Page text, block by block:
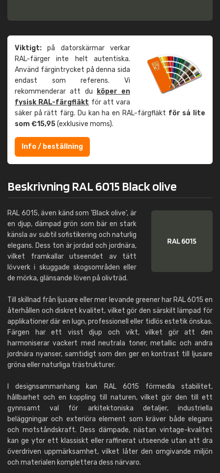
Viktigt: på datorskärmar verkar
RAL-färger inte helt autentiska.
Använd färgintrycket på denna sida
endast som referens. Vi
rekommenderar att du
köper en
fysisk RAL-färgfläkt för att vara
säker på rätt färg. Du kan ha en RAL-färgfläkt för så lite
som €15,95(exklusive moms).
Info / beställning
Beskrivning RAL 6015 Black olive
RAL 6015, även känd som 'Black olive', är
en djup, dämpad grön som bär en stark
känsla av subtil sofistikering och naturlig
elegans. Dess ton är jordad och jordnära,
vilket framkallar utseendet av tätt
lövverk i skuggade skogsområden eller
de mörka, glänsande löven på olivträd.
Till skillnad från ljusare eller mer levande greener har RAL 6015 en
återhållen och diskret kvalitet, vilket gör den särskilt lämpad för
applikationer där en lugn, professionell eller tidlös estetik önskas.
Färgen har ett visst djup och vikt, vilket gör att den
harmoniserar vackert med neutrala toner, metallic och andra
jordnära nyanser, samtidigt som den ger en kontrast till ljusare
gröna eller naturliga trästrukturer.
I designsammanhang kan RAL 6015 förmedla stabilitet,
hållbarhet och en koppling till naturen, vilket gör den till ett
gynnsamt val för arkitektoniska detaljer, industriella
beläggningar och exteriöra element som kräver både elegans
och motståndskraft. Dess dämpade, nästan vintage-kvalitet
kan ge ytor ett klassiskt eller raffinerat utseende utan att dra
överdriven uppmärksamhet, vilket låter den omgivande miljön
och materialen komplettera dess närvaro.